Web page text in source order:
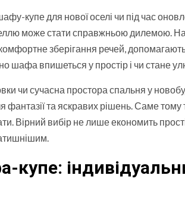
купе для нової оселі чи під час
може стати справжньою дилемою.
зберігання речей,
шафа впишеться у простір і чи стане
чи сучасна простора спальня у
фантазії та яскравих рішень. Саме
Вірний вибір не лише економить
купе: